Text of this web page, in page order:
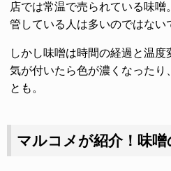
店では常温で売られている味
管している人は多いのではない
しかし味噌は時間の経過と温度
気が付いたら色が濃くなったり
とも。
マルコメが紹介！味噌